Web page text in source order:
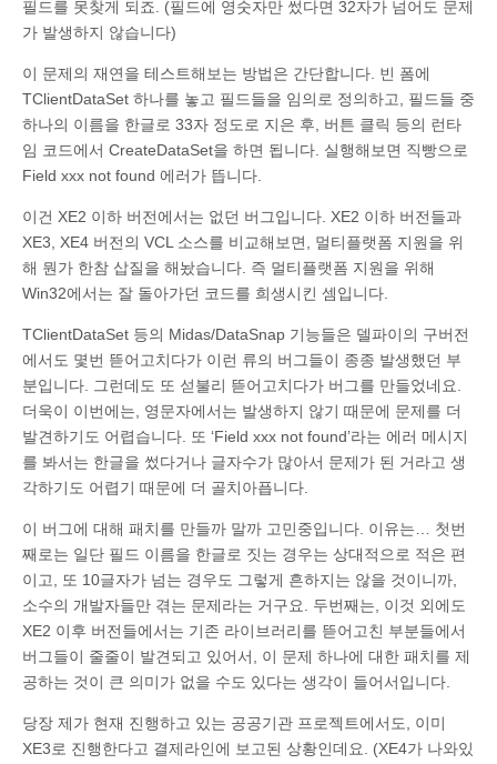
필드를 못찾게 되죠. (필드에 영숫자만 썼다면 32자가 넘어도 문제
가 발생하지 않습니다)
이 문제의 재연을 테스트해보는 방법은 간단합니다. 빈 폼에
TClientDataSet 하나를 놓고 필드들을 임의로 정의하고, 필드들 중
하나의 이름을 한글로 33자 정도로 지은 후, 버튼 클릭 등의 런타
임 코드에서 CreateDataSet을 하면 됩니다. 실행해보면 직빵으로
Field xxx not found 에러가 뜹니다.
이건 XE2 이하 버전에서는 없던 버그입니다. XE2 이하 버전들과
XE3, XE4 버전의 VCL 소스를 비교해보면, 멀티플랫폼 지원을 위
해 뭔가 한참 삽질을 해놨습니다. 즉 멀티플랫폼 지원을 위해
Win32에서는 잘 돌아가던 코드를 희생시킨 셈입니다.
TClientDataSet 등의 Midas/DataSnap 기능들은 델파이의 구버전
에서도 몇번 뜯어고치다가 이런 류의 버그들이 종종 발생했던 부
분입니다. 그런데도 또 섣불리 뜯어고치다가 버그를 만들었네요.
더욱이 이번에는, 영문자에서는 발생하지 않기 때문에 문제를 더
발견하기도 어렵습니다. 또 ‘Field xxx not found’라는 에러 메시지
를 봐서는 한글을 썼다거나 글자수가 많아서 문제가 된 거라고 생
각하기도 어렵기 때문에 더 골치아픕니다.
이 버그에 대해 패치를 만들까 말까 고민중입니다. 이유는… 첫번
째로는 일단 필드 이름을 한글로 짓는 경우는 상대적으로 적은 편
이고, 또 10글자가 넘는 경우도 그렇게 흔하지는 않을 것이니까,
소수의 개발자들만 겪는 문제라는 거구요. 두번째는, 이것 외에도
XE2 이후 버전들에서는 기존 라이브러리를 뜯어고친 부분들에서
버그들이 줄줄이 발견되고 있어서, 이 문제 하나에 대한 패치를 제
공하는 것이 큰 의미가 없을 수도 있다는 생각이 들어서입니다.
당장 제가 현재 진행하고 있는 공공기관 프로젝트에서도, 이미
XE3로 진행한다고 결제라인에 보고된 상황인데요. (XE4가 나와있